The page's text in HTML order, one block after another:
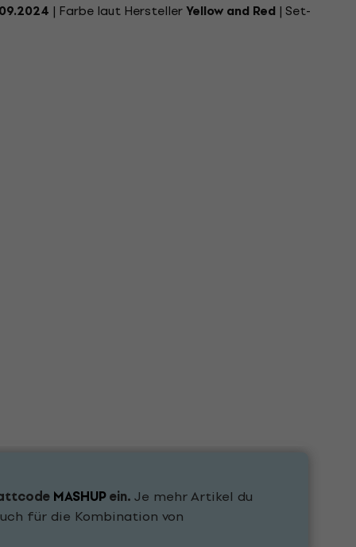
| Farbe laut HerstellerYellow and Red | Set-
MASHUPein.Je mehr Artikel du
für die Kombination von